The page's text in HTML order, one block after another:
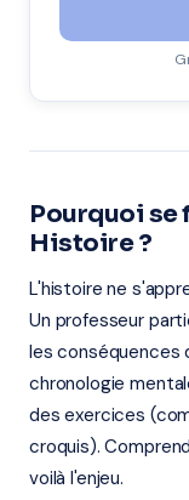
Pourquoi se
Histoire ?
L'histoire ne
Un professeur
les conséquences
chronologie
des exercices
croquis).
voilà l'enjeu.